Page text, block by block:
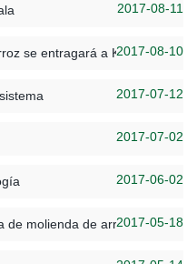
2017-08-11
2017-08-10
se entragará a Kenia
2017-07-12
2017-07-02
2017-06-02
2017-05-18
de molienda de arroz?